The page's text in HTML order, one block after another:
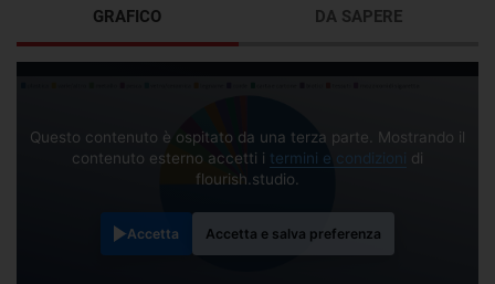
GRAFICO
Questo contenuto è ospitato da una terza parte. Mostrando il
contenuto esterno accetti i termini e condizioni di
flourish.studio.
Accetta Accetta e salva preferenza
DA SAPERE